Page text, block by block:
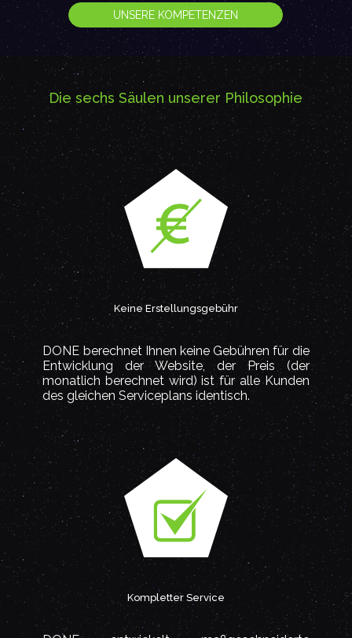
UNSERE KOMPETENZEN
Die sechs Säulen unserer Philosophie
Keine Erstellungsgebühr
DONE berechnet Ihnen keine Gebühren für die
Entwicklung der Website, der Preis (der
monatlich berechnet wird) ist für alle Kunden
des gleichen Serviceplans identisch.
Kompletter Service